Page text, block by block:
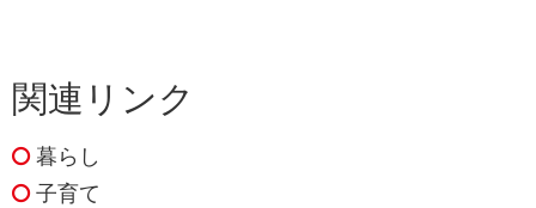
関連リンク
暮らし
子育て